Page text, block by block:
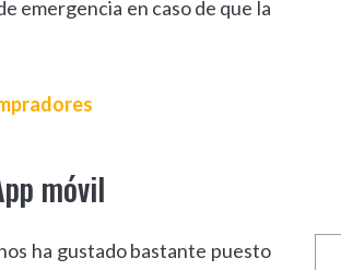
emergencia en caso de que la
móvil
ha gustado bastante puesto